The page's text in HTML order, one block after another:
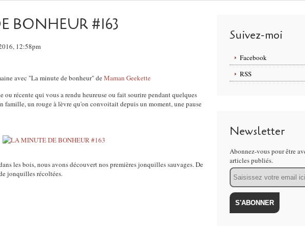
BONHEUR #163
12:58pm
avec "La minute de bonheur" deMaman Geekette
ou récente qui vous a rendu heureuse ou fait sourire pendant quelques
famille, un rouge à lèvre qu'on convoitait depuis un moment, une pause
les bois, nous avons découvert nos premières jonquilles sauvages. De
jonquilles récoltées.
Suivez-moi
Facebook
RSS
Newsletter
Abonnez-vous pour être
articles publiés.
Email